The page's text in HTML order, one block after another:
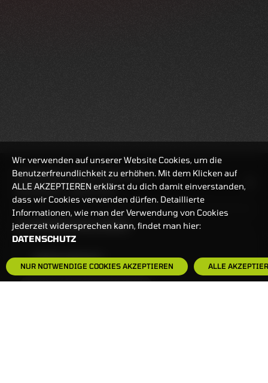
BANKEINSTELLUNGEN
HÄUFIG GESUCHT:
HANDELSZEIT
MO-FR: 7:30-23 UHR
ZERTIFIKATE
8:00-22 UHR
Wir verwenden auf unserer Website Cookies, um die
Benutzerfreundlichkeit zu erhöhen. Mit dem Klicken auf
ALLE AKZEPTIEREN erklärst du dich damit einverstanden,
dass wir Cookies verwenden dürfen. Detaillierte
Informationen, wie man der Verwendung von Cookies
jederzeit widersprechen kann, findet man hier:
DATENSCHUTZ
NUR NOTWENDIGE COOKIES AKZEPTIEREN ALLE